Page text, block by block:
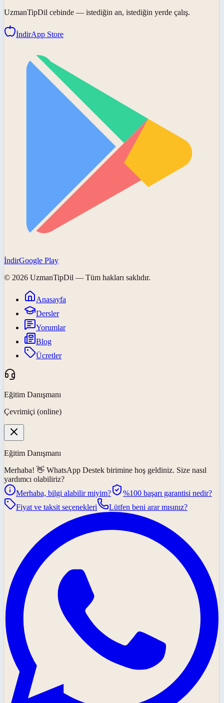
UzmanTipDil cebinde — istediğin an, istediğin yerde çalış.
İndirApp Store
İndirGoogle Play
© 2026 UzmanTipDil — Tüm hakları saklıdır.
Anasayfa
Dersler
Yorumlar
Blog
Ücretler
Eğitim Danışmanı
Çevrimiçi (online)
Eğitim Danışmanı
Merhaba! 👋 WhatsApp Destek birimine hoş geldiniz. Size nasıl
yardımcı olabiliriz?
Merhaba, bilgi alabilir miyim?
%100 başarı garantisi nedir?
Fiyat ve taksit seçenekleri
Lütfen beni arar mısınız?